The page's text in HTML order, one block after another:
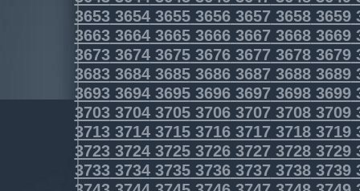
3653365436553656365736583659
3663366436653666366736683669
3673367436753676367736783679
3683368436853686368736883689
3693369436953696369736983699
3703370437053706370737083709
3713371437153716371737183719
3723372437253726372737283729
3733373437353736373737383739